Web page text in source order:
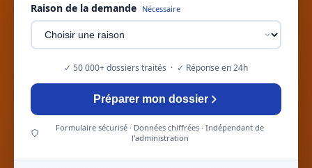
Raison de la demande Nécessaire
✓ 50 000+ dossiers traités · ✓ Réponse en 24h
Préparer mon dossier
Formulaire sécurisé · Données chiffrées · Indépendant de
l'administration